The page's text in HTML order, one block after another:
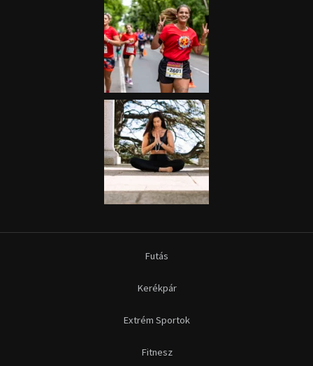
Futás
Kerékpár
Extrém Sportok
Fitnesz